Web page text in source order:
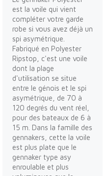
est la voile qui vient
compléter votre garde
robe si vous avez déjà un
spi asymétrique.
Fabriqué en Polyester
Ripstop, c'est une voile
dont la plage
d'utilisation se situe
entre le génois et le spi
asymétrique, de 70 à
120 degrés du vent réel,
pour des bateaux de 6 à
15 m. Dans la famille des
gennakers, cette la voile
est plus plate que le
gennaker type asy
enroulable et plus